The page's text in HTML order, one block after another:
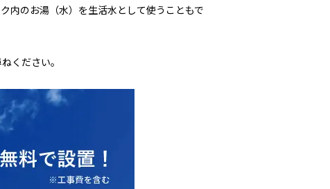
内のお湯（水）を生活水として使うこともで
ください。